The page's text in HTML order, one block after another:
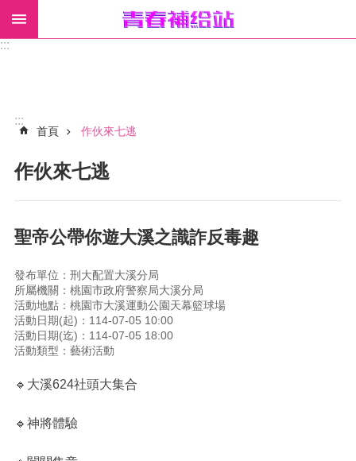
回
網
導
覽
警
察
局
市
信
:::
:::
首頁 作伙來七逃
作伙來七逃
聖帝公帶你遊大溪之識詐反毒趣
發布單位：刑大配置大溪分局
所屬機關：桃園市政府警察局大溪分局
活動地點：桃園市大溪運動公園天幕籃球場
活動日期(起)：114-07-05 10:00
活動日期(迄)：114-07-05 18:00
活動類型：藝術活動
🔹大溪624社頭大集合
🔹神將體驗